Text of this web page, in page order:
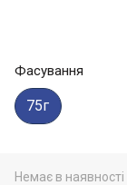
Фасування
75г
Немає в наявності